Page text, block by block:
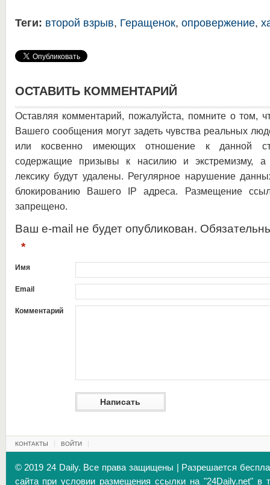
Теги: второй взрыв, Геращенок, опровержение,
ОСТАВИТЬ КОММЕНТАРИЙ
Оставляя комментарий, пожалуйста, помните о том,
Вашего сообщения могут задеть чувства реальных
или косвенно имеющих отношение к данной
содержащие призывы к насилию и экстремизму, а
лексику будут удалены. Регулярное нарушение
блокированию Вашего IP адреса. Размещение
запрещено.
Ваш e-mail не будет опубликован.
*
Имя
Email
Комментарий
КОНТАКТЫ ВОЙТИ
© 2019 24 Daily. Все права защищены | Разрешается
сайта при условии размещения ссылки на "24Daily.net" в